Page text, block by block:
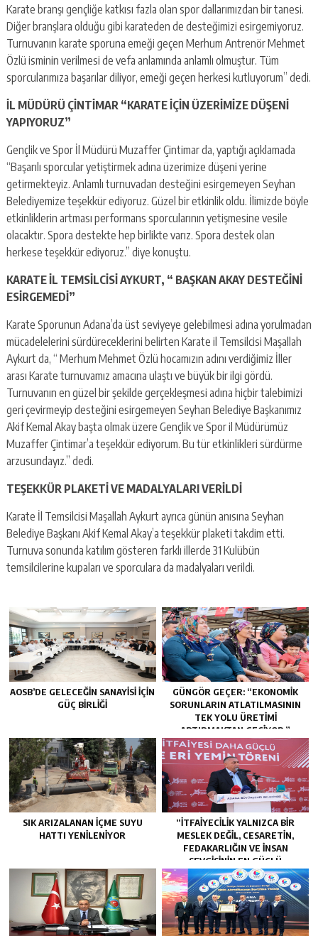
Karate branşı gençliğe katkısı fazla olan spor dallarımızdan bir tanesi.
Diğer branşlara olduğu gibi karateden de desteğimizi esirgemiyoruz.
Turnuvanın karate sporuna emeği geçen Merhum Antrenör Mehmet
Özlü isminin verilmesi de vefa anlamında anlamlı olmuştur. Tüm
sporcularımıza başarılar diliyor, emeği geçen herkesi kutluyorum” dedi.
İL MÜDÜRÜ ÇİNTİMAR “KARATE İÇİN ÜZERİMİZE DÜŞENİ
YAPIYORUZ”
Gençlik ve Spor İl Müdürü Muzaffer Çintimar da, yaptığı açıklamada
“Başarılı sporcular yetiştirmek adına üzerimize düşeni yerine
getirmekteyiz. Anlamlı turnuvadan desteğini esirgemeyen Seyhan
Belediyemize teşekkür ediyoruz. Güzel bir etkinlik oldu. İlimizde böyle
etkinliklerin artması performans sporcularının yetişmesine vesile
olacaktır. Spora destekte hep birlikte varız. Spora destek olan
herkese teşekkür ediyoruz.” diye konuştu.
KARATE İL TEMSİLCİSİ AYKURT, “ BAŞKAN AKAY DESTEĞİNİ
ESİRGEMEDİ”
Karate Sporunun Adana’da üst seviyeye gelebilmesi adına yorulmadan
mücadelelerini sürdüreceklerini belirten Karate il Temsilcisi Maşallah
Aykurt da, “ Merhum Mehmet Özlü hocamızın adını verdiğimiz İller
arası Karate turnuvamız amacına ulaştı ve büyük bir ilgi gördü.
Turnuvanın en güzel bir şekilde gerçekleşmesi adına hiçbir talebimizi
geri çevirmeyip desteğini esirgemeyen Seyhan Belediye Başkanımız
Akif Kemal Akay başta olmak üzere Gençlik ve Spor il Müdürümüz
Muzaffer Çintimar’a teşekkür ediyorum. Bu tür etkinlikleri sürdürme
arzusundayız.” dedi.
TEŞEKKÜR PLAKETİ VE MADALYALARI VERİLDİ
Karate İl Temsilcisi Maşallah Aykurt ayrıca günün anısına Seyhan
Belediye Başkanı Akif Kemal Akay’a teşekkür plaketi takdim etti.
Turnuva sonunda katılım gösteren farklı illerde 31 Kulübün
temsilcilerine kupaları ve sporculara da madalyaları verildi.
AOSB’DE GELECEĞIN SANAYISI İÇIN
GÜÇ BIRLIĞI
GÜNGÖR GEÇER: “EKONOMIK
SORUNLARIN ATLATILMASININ
TEK YOLU ÜRETIMI
ARTIRMAKTAN GEÇIYOR.”
SIK ARIZALANAN IÇME SUYU
HATTI YENILENIYOR
“İTFAIYECILIK YALNIZCA BIR
MESLEK DEĞIL, CESARETIN,
FEDAKARLIĞIN VE INSAN
SEVGISININ EN GÜÇLÜ
TEMSILIDIR.”